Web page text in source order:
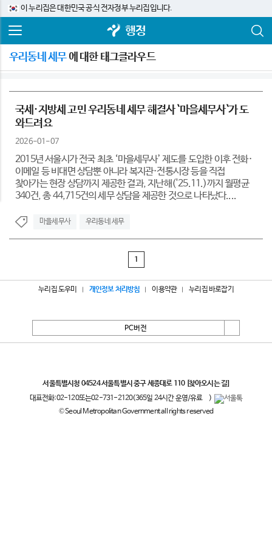
이 누리집은 대한민국 공식 전자정부 누리집입니다.
행정
우리동네 세무에 대한 태그클라우드
국세·지방세 고민 우리동네 세무 해결사 `마을세무사`가 도
와드려요
2026-01-07
2015년 서울시가 전국 최초 ‘마을세무사’ 제도를 도입한 이후 전화·
이메일 등 비대면 상담뿐 아니라 복지관·전통시장 등을 직접
찾아가는 현장 상담까지 제공한 결과, 지난해('25.11.)까지 월평균
340건, 총 44,715건의 세무 상담을 제공한 것으로 나타났다....
마을세무사 우리동네 세무
1
누리집 도우미 개인정보 처리방침 이용약관 누리집 바로잡기
PC버전
서울특별시청 04524 서울특별시 중구 세종대로 110 [찾아오시는 길]
대표전화:02-120또는02-731-2120(365일 24시간 운영/유료
)
© Seoul Metropolitan Government all rights reserved